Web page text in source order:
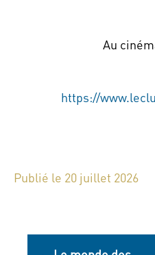
Au
https://
Publié le 20 juillet 2026